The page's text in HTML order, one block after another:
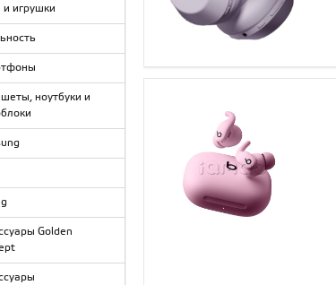
золото
зеленый
серый
туман
индиго
синий
и игрушки
ноутбуки и
Golden